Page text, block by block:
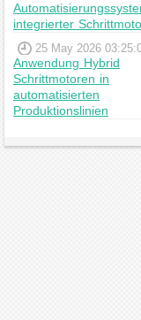
integrierter
25 May 2026
Anwendung Hybrid
Schrittmotoren in
automatisierten
Produktionslinien